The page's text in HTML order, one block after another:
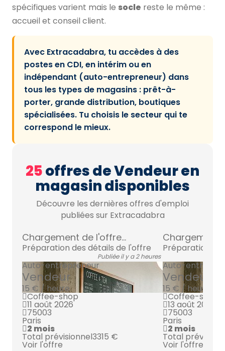
spécifiques varient mais le socle reste le même :
accueil et conseil client.
Avec Extracadabra, tu accèdes à des
postes en CDI, en intérim ou en
indépendant (auto-entrepreneur) dans
tous les types de magasins : prêt-à-
porter, grande distribution, boutiques
spécialisées. Tu choisis le secteur qui te
correspond le mieux.
25offres de Vendeur en
magasin disponibles
Découvre les dernières offres d'emploi
publiées sur Extracadabra
Chargement de l'offre...
Préparation des détails de l'offre
Publiée il y a 2 heures
Auto-entrepreneur
Vendeur
15 € / heure
Coffee-shop
11 août 2026
75003
Paris
2 mois
Total prévisionnel3315 €
Voir l'offre
Chargement
Préparation
Auto-
Vendeur
15 € / heure
Coffee-shop
13 août 2026
75003
Paris
2 mois
Total
Voir l'offre